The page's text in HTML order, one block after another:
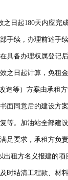
之日起180天内应
手续，办理前述手
具备办理权属登记
之日起计算，免租
造等）方案由承租
面同意后的建设方
等。加油站全部建
足要求，承租方负
出租方名义报建的
时结清工程款、材